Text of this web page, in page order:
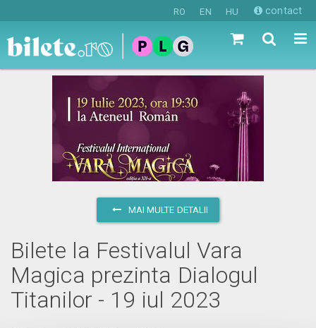
RO EN HU contact
MAI MULTE DETALII
Bilete la Festivalul Vara
Magica prezinta Dialogul
Titanilor - 19 iul 2023